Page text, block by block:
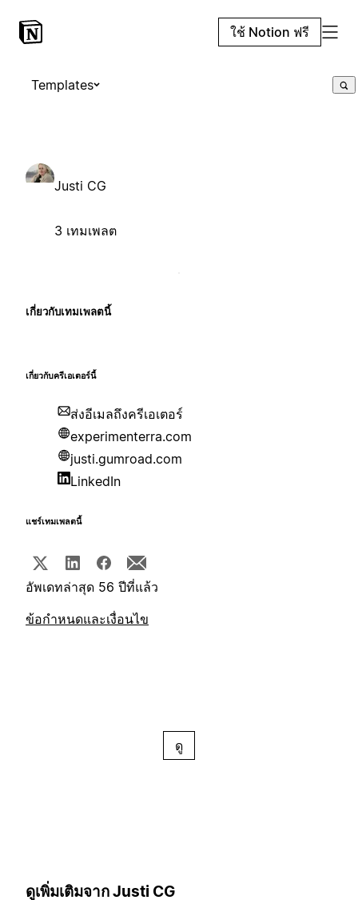
ใช้ Notion ฟรี
Templates
Justi CG
3 เทมเพลต
เกี่ยวกับเทมเพลตนี้
เกี่ยวกับครีเอเตอร์นี้
ส่งอีเมลถึงครีเอเตอร์
experimenterra.com
justi.gumroad.com
LinkedIn
แชร์เทมเพลตนี้
อัพเดทล่าสุด 56 ปีที่แล้ว
ข้อกำหนดและเงื่อนไข
ดู
ดูเพิ่มเติมจาก Justi CG